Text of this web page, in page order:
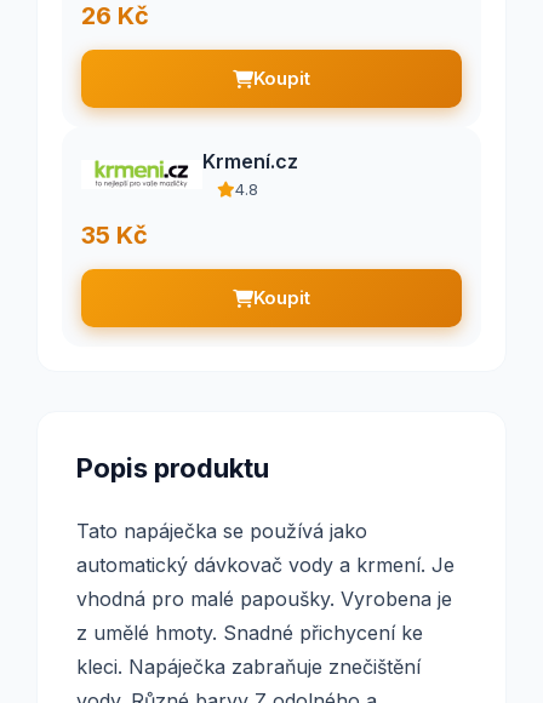
26 Kč
Koupit
Krmení.cz
4.8
35 Kč
Koupit
Popis produktu
Tato napáječka se používá jako
automatický dávkovač vody a krmení. Je
vhodná pro malé papoušky. Vyrobena je
z umělé hmoty. Snadné přichycení ke
kleci. Napáječka zabraňuje znečištění